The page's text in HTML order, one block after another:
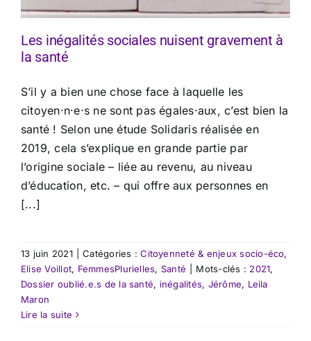
Les inégalités sociales nuisent gravement à
la santé
S’il y a bien une chose face à laquelle les
citoyen·n·e·s ne sont pas égales·aux, c’est bien la
santé ! Selon une étude Solidaris réalisée en
2019, cela s’explique en grande partie par
l’origine sociale – liée au revenu, au niveau
d’éducation, etc. – qui offre aux personnes en
[...]
13 juin 2021 Catégories :Citoyenneté & enjeux socio-éco,
Elise Voillot, FemmesPlurielles, Santé Mots-clés : 2021,
Dossier oublié.e.s de la santé, inégalités, Jérôme, Leila
Maron
Lire la suite